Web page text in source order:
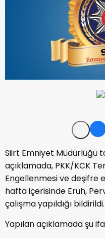
Siirt Emniyet Müdürlüğü
açıklamada, PKK/KCK
Engellenmesi ve deşifre
hafta içerisinde Eruh,
çalışma yapıldığı bildirildi.
Yapılan açıklamada şu